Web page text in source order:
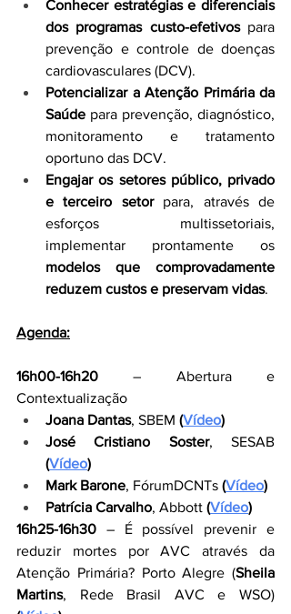
Conhecer estratégias e diferenciais
dos programas custo-efetivos para
prevenção e controle de doenças
cardiovasculares (DCV).
Potencializar a Atenção Primária da
Saúde para prevenção, diagnóstico,
monitoramento e tratamento
oportuno das DCV.
Engajar os setores público, privado
e terceiro setor para, através de
esforços multissetoriais,
modelos que comprovadamente
reduzem custos e preservam vidas.
Agenda:
16h00-16h20 – Abertura e
Contextualização
Joana Dantas, SBEM (Vídeo)
José Cristiano Soster
(Vídeo)
Mark Barone, FórumDCNTs (Vídeo)
Patrícia Carvalho, Abbott (Vídeo)
16h25-16h30 – É possível prevenir e
reduzir mortes por AVC através da
Atenção Primária? Porto Alegre (Sheila
Martins